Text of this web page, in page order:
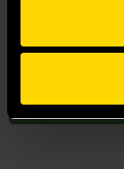
159 kr
Beställ